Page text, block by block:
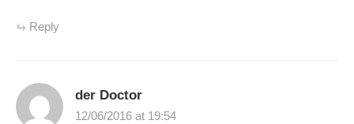
Reply
der Doctor
12/06/2016 at 19:54